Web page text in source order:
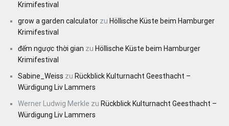
Krimifestival
grow a garden calculator zu Höllische Küste beim Hamburger
Krimifestival
đếm ngược thời gian zu Höllische Küste beim Hamburger
Krimifestival
Sabine_Weiss zu Rückblick Kulturnacht Geesthacht –
Würdigung Liv Lammers
Werner Ludwig Merkle zu Rückblick Kulturnacht Geesthacht –
Würdigung Liv Lammers